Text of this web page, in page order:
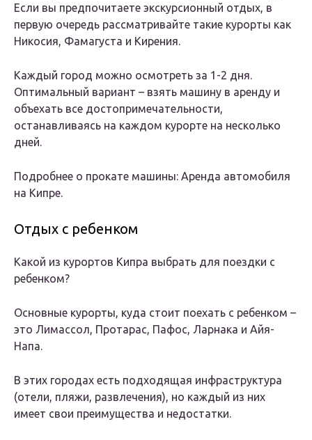
Если вы предпочитаете экскурсионный отдых, в
первую очередь рассматривайте такие курорты как
Никосия, Фамагуста и Кирения.
Каждый город можно осмотреть за 1-2 дня.
Оптимальный вариант – взять машину в аренду и
объехать все достопримечательности,
останавливаясь на каждом курорте на несколько
дней.
Подробнее о прокате машины: Аренда автомобиля
на Кипре.
Отдых с ребенком
Какой из курортов Кипра выбрать для поездки с
ребенком?
Основные курорты, куда стоит поехать с ребенком –
это Лимассол, Протарас, Пафос, Ларнака и Айя-
Напа.
В этих городах есть подходящая инфраструктура
(отели, пляжи, развлечения), но каждый из них
имеет свои преимущества и недостатки.